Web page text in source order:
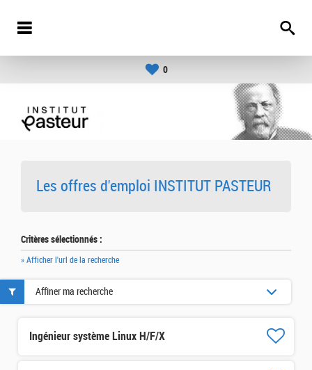
0
Les offres d'emploi INSTITUT PASTEUR
Critères sélectionnés :
» Afficher l'url de la recherche
Ingénieur système Linux H/F/X
Affiner ma recherche